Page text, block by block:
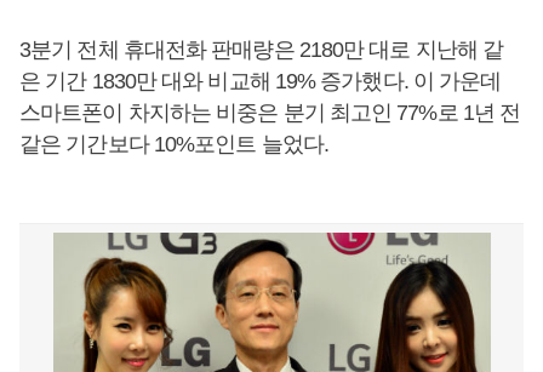
3분기 전체 휴대전화 판매량은 2180만 대로 지난해 같
은 기간 1830만 대와 비교해 19% 증가했다. 이 가운데
스마트폰이 차지하는 비중은 분기 최고인 77%로 1년 전
같은 기간보다 10%포인트 늘었다.